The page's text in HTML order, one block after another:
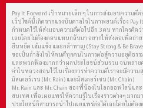
Pay It Forward เป้าหมายเล็ก ๆ ในการส่งมอบความดีต่
เว็ปไซต์นี้เกิดจากแรงบันดาลใจในภาพยนต์เรื่อง Pay
กำหนดไว้ให้ส่งมอบความดีต่อไปอีก 3 คน หากใครคิด
เลยโดยไม่ต้องตอบแทนกลับมา อยากให้ส่งต่อเพื่อถ่า
ยืนหยัด เข้มแข็ง และกล้าหาญ (Stay Strong & Be
ขอเป็นกำลังใจให้คนดีทุกคนในการต่อสู้ความอยุติธร
และพวกฟ้องมากกว่าผลประโยชน์ส่วนรวม จนหลา
คำในหลวงสอนไว้ในเรื่องการทำความดีเราจะมีความ
มิสเตอร์เรน (Mr. Rain) และมิสเตอร์เชน (Mr. Chain)
Mr. Rain และ Mr. Chain สองพี่น้องในโลกออฟไลน์แ
สนเทศ เพื่อเผยแพร่ให้ความรู้ในเรื่องราวต่างๆ มาก
ประโยชน์ก็สามารถนำไปเผยแพร่ต่อได้เลยโดยไม่ต้อ